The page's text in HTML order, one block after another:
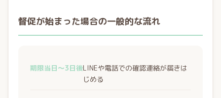
督促が始まった場合の一般的な流れ
期限当日〜3日後LINEや電話での確認連絡が届きは
じめる